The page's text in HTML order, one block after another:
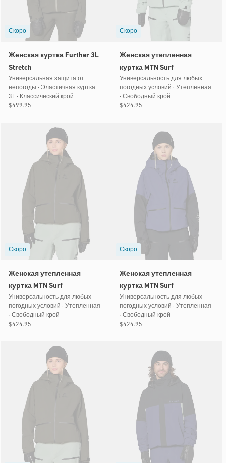
Скоро
Женская куртка Further 3L
Stretch
Универсальная защита от
непогоды · Эластичная куртка
3L · Классический крой
Обычная
$499.95
Скоро
Женская утепленная
куртка MTN Surf
Универсальность для любых
погодных условий · Утепленная
· Свободный крой
Обычная
$424.95
Скоро
Женская утепленная
куртка MTN Surf
Универсальность для любых
погодных условий · Утепленная
· Свободный крой
Обычная
$424.95
Скоро
Женская утепленная
куртка MTN Surf
Универсальность для любых
погодных условий · Утепленная
· Свободный крой
Обычная
$424.95